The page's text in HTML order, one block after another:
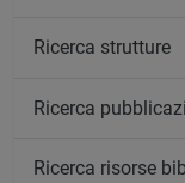
Ricerca strutture
Ricerca
Ricerca risorse